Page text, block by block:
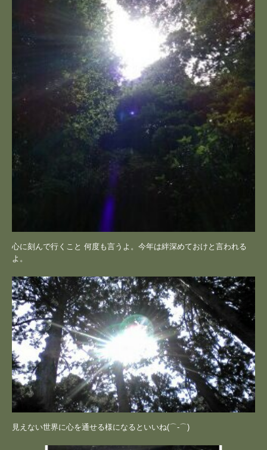
心に刻んで行くこと 何度も言うよ。今年は絆深めておけと言われる
よ。
見えない世界に心を通せる様になるといいね(⌒‐⌒)